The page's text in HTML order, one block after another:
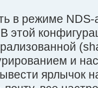
в режиме NDS-
этой
и
ярлычок